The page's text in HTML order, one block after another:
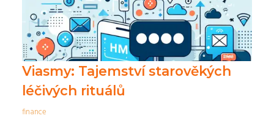
Viasmy: Tajemství starověkých
léčivých rituálů
finance